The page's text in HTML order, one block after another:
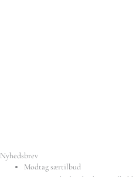
Nyhedsbrev
Modtag særtilbud